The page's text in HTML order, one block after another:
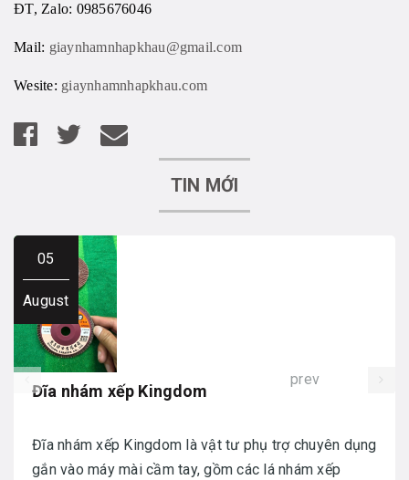
ĐT, Zalo: 0985676046
Mail: giaynhamnhapkhau@gmail.com
Wesite: giaynhamnhapkhau.com
TIN MỚI
05
August
Đĩa nhám xếp Kingdom
Đĩa nhám xếp Kingdom là vật tư phụ trợ chuyên dụng
gắn vào máy mài cầm tay, gồm các lá nhám xếp
prev